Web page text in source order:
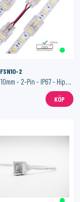
2
LED-skarv 10mm - 2-Pin - IP67 - Hippo-M
KÖP